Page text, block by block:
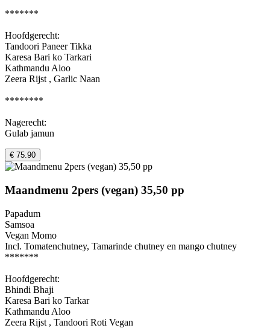
*******
Hoofdgerecht:
Tandoori Paneer Tikka
Karesa Bari ko Tarkari
Kathmandu Aloo
Zeera Rijst , Garlic Naan
********
Nagerecht:
Gulab jamun
€ 75.90
Maandmenu 2pers (vegan) 35,50 pp
Papadum
Samsoa
Vegan Momo
Incl. Tomatenchutney, Tamarinde chutney en mango chutney
*******
Hoofdgerecht:
Bhindi Bhaji
Karesa Bari ko Tarkar
Kathmandu Aloo
Zeera Rijst , Tandoori Roti Vegan